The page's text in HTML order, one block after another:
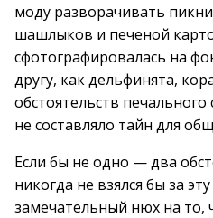
моду разворачивать
шашлыков и печеной
сфотографировалась на
другу, как дельфинята,
обстоятельств
не составляло тайн для
Если бы не одно — два
никогда не взялся бы за
замечательный нюх на то,